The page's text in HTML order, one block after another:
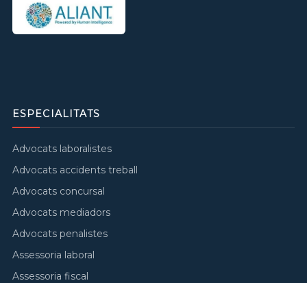
ESPECIALITATS
Advocats laboralistes
Advocats accidents treball
Advocats concursal
Advocats mediadors
Advocats penalistes
Assessoria laboral
Assessoria fiscal